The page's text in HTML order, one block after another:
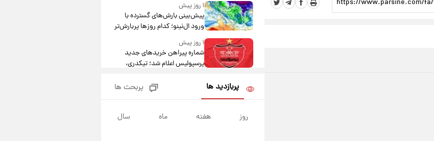
۱ روز پیش
پیش‌بینی بارش‌های گسترده با
ورود ال‌نینو؛ کدام روزها پربارش‌تر
خواهند بود؟
۱ روز پیش
شماره پیراهن خریدهای جدید
پرسپولیس اعلام شد؛ تیکدری،
جزئیات فعال‌سازی «کیف پول
ایران» اعلام شد+فیلم
۱ روز پیش
پربازدید ها پربحث ها
روز هفته ماه سال